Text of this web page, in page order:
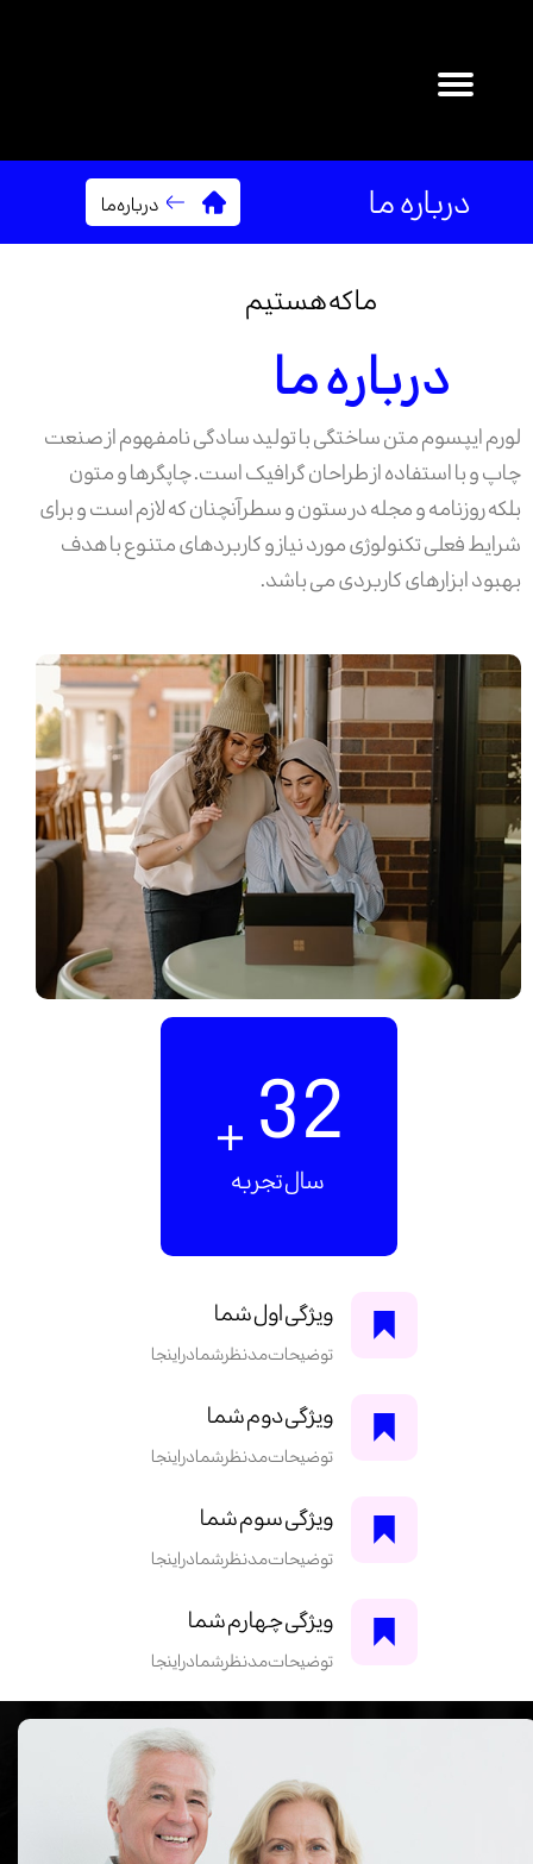
درباره ما درباره‌ما
ویژگی اول شما
توضیحات مد نظر شما در اینجا
ویژگی دوم شما
توضیحات مد نظر شما در اینجا
ویژگی سوم شما
توضیحات مد نظر شما در اینجا
ویژگی چهارم شما
توضیحات مد نظر شما در اینجا
سال تجربه
32
+
ما که هستیم
درباره ما
لورم ایپسوم متن ساختگی با تولید سادگی نامفهوم از صنعت
چاپ و با استفاده از طراحان گرافیک است. چاپگرها و متون
بلکه روزنامه و مجله در ستون و سطرآنچنان که لازم است و برای
شرایط فعلی تکنولوژی مورد نیاز و کاربردهای متنوع با هدف
بهبود ابزارهای کاربردی می باشد.